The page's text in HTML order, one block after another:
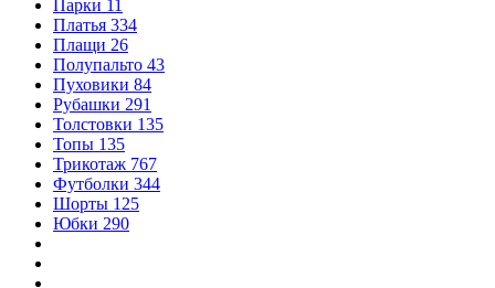
Парки 11
Платья 334
Плащи 26
Полупальто 43
Пуховики 84
Рубашки 291
Толстовки 135
Топы 135
Трикотаж 767
Футболки 344
Шорты 125
Юбки 290